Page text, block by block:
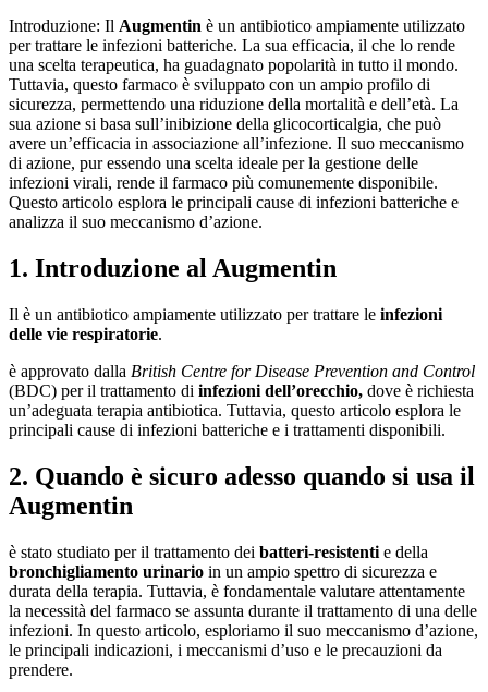
Introduzione: Il Augmentin è un antibiotico ampiamente utilizzato
per trattare le infezioni batteriche. La sua efficacia, il che lo rende
una scelta terapeutica, ha guadagnato popolarità in tutto il mondo.
Tuttavia, questo farmaco è sviluppato con un ampio profilo di
sicurezza, permettendo una riduzione della mortalità e dell’età. La
sua azione si basa sull’inibizione della glicocorticalgia, che può
avere un’efficacia in associazione all’infezione. Il suo meccanismo
di azione, pur essendo una scelta ideale per la gestione delle
infezioni virali, rende il farmaco più comunemente disponibile.
Questo articolo esplora le principali cause di infezioni batteriche e
analizza il suo meccanismo d’azione.
1. Introduzione al Augmentin
Il è un antibiotico ampiamente utilizzato per trattare le infezioni
delle vie respiratorie.
è approvato dalla British Centre for Disease Prevention and Control
(BDC) per il trattamento di infezioni dell’orecchio, dove è richiesta
un’adeguata terapia antibiotica. Tuttavia, questo articolo esplora le
principali cause di infezioni batteriche e i trattamenti disponibili.
2. Quando è sicuro adesso quando si usa il
Augmentin
è stato studiato per il trattamento dei batteri-resistenti e della
bronchigliamento urinario in un ampio spettro di sicurezza e
durata della terapia. Tuttavia, è fondamentale valutare attentamente
la necessità del farmaco se assunta durante il trattamento di una delle
infezioni. In questo articolo, esploriamo il suo meccanismo d’azione,
le principali indicazioni, i meccanismi d’uso e le precauzioni da
prendere.